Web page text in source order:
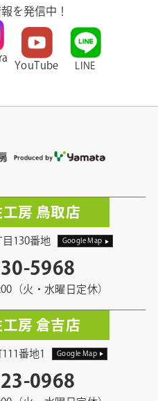
を発信中！
YouTube LINE
房 鳥取店
130番地 Google Map
5968
（火・水曜日定休）
房 倉吉店
番地1 Google Map
0968